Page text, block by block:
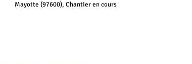
Mayotte (97600), Chantier en cours